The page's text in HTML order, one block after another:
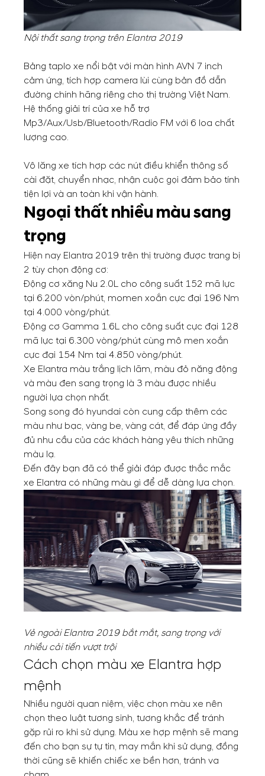
Nội thất sang trọng trên Elantra 2019
Bảng taplo xe nổi bật với màn hình AVN 7 inch
cảm ứng, tích hợp camera lùi cùng bản đồ dẫn
đường chính hãng riêng cho thị trường Việt Nam.
Hệ thống giải trí của xe hỗ trợ
Mp3/Aux/Usb/Bluetooth/Radio FM với 6 loa chất
lượng cao.
Vô lăng xe tích hợp các nút điều khiển thông số
cài đặt, chuyển nhạc, nhận cuộc gọi đảm bảo tính
tiện lợi và an toàn khi vận hành.
Ngoại thất nhiều màu sang
trọng
Hiện nay Elantra 2019 trên thị trường được trang bị
2 tùy chọn động cơ:
Động cơ xăng Nu 2.0L cho công suất 152 mã lực
tại 6.200 vòn/phút, momen xoắn cực đại 196 Nm
tại 4.000 vòng/phút.
Động cơ Gamma 1.6L cho công suất cực đại 128
mã lực tại 6.300 vòng/phút cùng mô men xoắn
cực đại 154 Nm tại 4.850 vòng/phút.
Xe Elantra màu trắng lịch lãm, màu đỏ năng động
và màu đen sang trọng là 3 màu được nhiều
người lựa chọn nhất.
Song song đó hyundai còn cung cấp thêm các
màu như bạc, vàng be, vàng cát, để đáp ứng đầy
đủ nhu cầu của các khách hàng yêu thích những
màu lạ.
Đến đây bạn đã có thể giải đáp được thắc mắc
xe Elantra có những màu gì để dễ dàng lựa chọn.
Vẻ ngoài Elantra 2019 bắt mắt, sang trọng với
nhiều cải tiến vượt trội
Cách chọn màu xe Elantra hợp
mệnh
Nhiều người quan niệm, việc chọn màu xe nên
chọn theo luật tương sinh, tương khắc để tránh
gặp rủi ro khi sử dụng. Màu xe hợp mệnh sẽ mang
đến cho bạn sự tự tin, may mắn khi sử dụng, đồng
thời cũng sẽ khiến chiếc xe bền hơn, tránh va